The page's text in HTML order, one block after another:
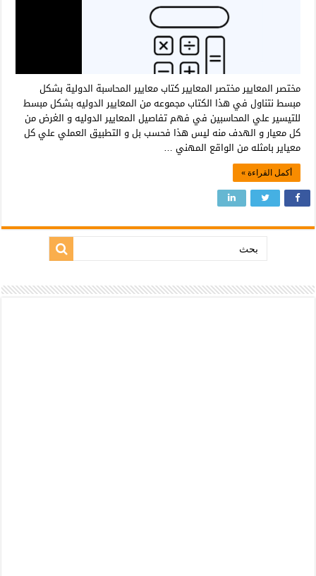
مختصر المعايير مختصر المعايير كتاب معايير المحاسبة الدولية بشكل
مبسط نتناول في هذا الكتاب مجموعه من المعايير الدوليه بشكل مبسط
للتيسير علي المحاسبين في فهم تفاصيل المعايير الدوليه و الغرض من
كل معيار و الهدف منه ليس هذا فحسب بل و التطبيق العملي علي كل
معياير بامثله من الواقع المهني …
أكمل القراءة »
بحث: